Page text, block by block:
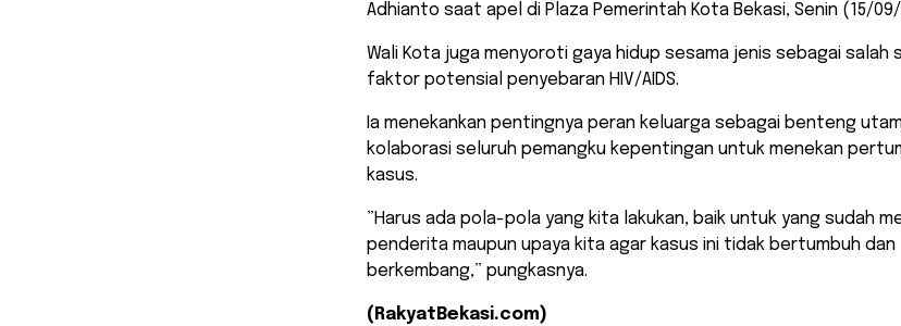
Adhianto saat apel di Plaza Pemerintah Kota Bekasi, Senin (15/09/
Wali Kota juga menyoroti gaya hidup sesama jenis sebagai salah
faktor potensial penyebaran HIV/AIDS.
Ia menekankan pentingnya peran keluarga sebagai benteng
kolaborasi seluruh pemangku kepentingan untuk menekan
kasus.
​”Harus ada pola-pola yang kita lakukan, baik untuk yang sudah
penderita maupun upaya kita agar kasus ini tidak bertumbuh dan
berkembang,” pungkasnya.
(RakyatBekasi.com)